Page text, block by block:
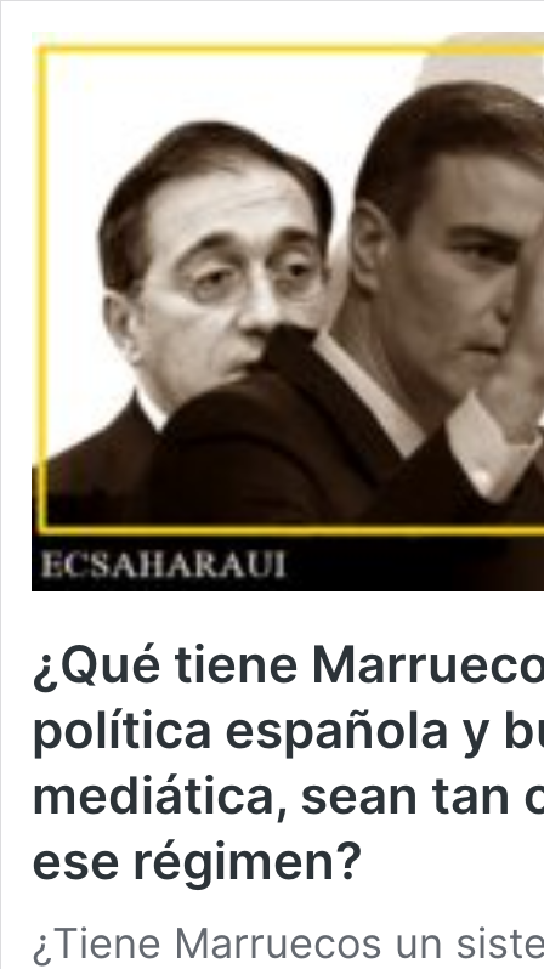
¿Qué tiene
política española y
mediática, sean tan
ese régimen?
¿Tiene Marruecos un